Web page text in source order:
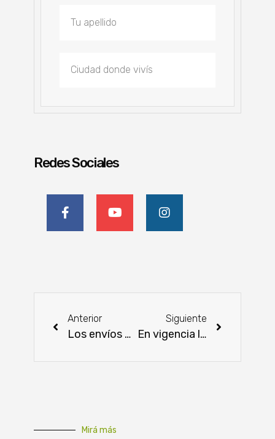
Redes Sociales
Anterior
Los envíos de Uruguay al exterior suman 39,5% con respecto al 2020
Siguiente
En vigencia la campaña de abaratamiento de productos de la canasta familiar
Mirá más